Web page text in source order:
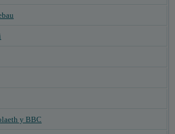
y BBC